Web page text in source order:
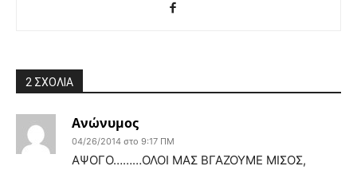
2 ΣΧΟΛΙΑ
Ανώνυμος
04/26/2014 στο 9:17 ΠΜ
ΑΨΟΓΟ………ΟΛΟΙ ΜΑΣ ΒΓΑΖΟΥΜΕ ΜΙΣΟΣ,